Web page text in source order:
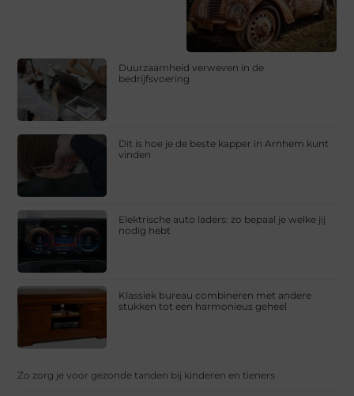
Duurzaamheid verweven in de
bedrijfsvoering
Dit is hoe je de beste kapper in Arnhem kunt
vinden
Elektrische auto laders: zo bepaal je welke jij
nodig hebt
Klassiek bureau combineren met andere
stukken tot een harmonieus geheel
Zo zorg je voor gezonde tanden bij kinderen en tieners